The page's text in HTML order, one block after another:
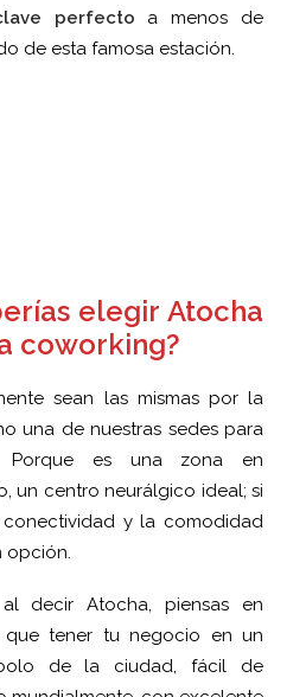
perfecto a menos de
de esta famosa estación.
elegir Atocha
coworking?
sean las mismas por la
una de nuestras sedes para
Porque es una zona en
un centro neurálgico ideal; si
y la comodidad
opción.
decir Atocha, piensas en
tener tu negocio en un
de la ciudad, fácil de